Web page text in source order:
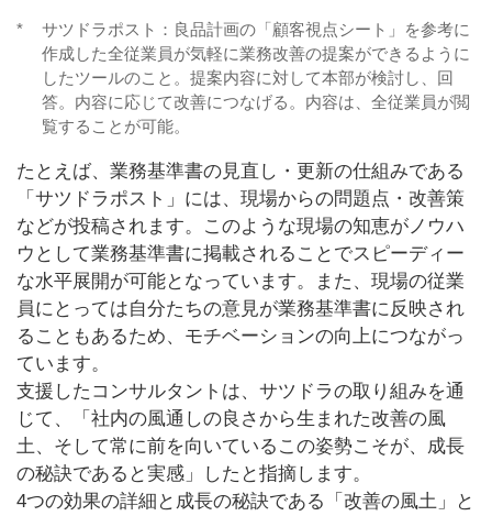
*
サツドラポスト：良品計画の「顧客視点シート」を参考に
作成した全従業員が気軽に業務改善の提案ができるように
したツールのこと。提案内容に対して本部が検討し、回
答。内容に応じて改善につなげる。内容は、全従業員が閲
覧することが可能。
たとえば、業務基準書の見直し・更新の仕組みである
「サツドラポスト」には、現場からの問題点・改善策
などが投稿されます。このような現場の知恵がノウハ
ウとして業務基準書に掲載されることでスピーディー
な水平展開が可能となっています。また、現場の従業
員にとっては自分たちの意見が業務基準書に反映され
ることもあるため、モチベーションの向上につながっ
ています。
支援したコンサルタントは、サツドラの取り組みを通
じて、「社内の風通しの良さから生まれた改善の風
土、そして常に前を向いているこの姿勢こそが、成長
の秘訣であると実感」したと指摘します。
4つの効果の詳細と成長の秘訣である「改善の風土」と